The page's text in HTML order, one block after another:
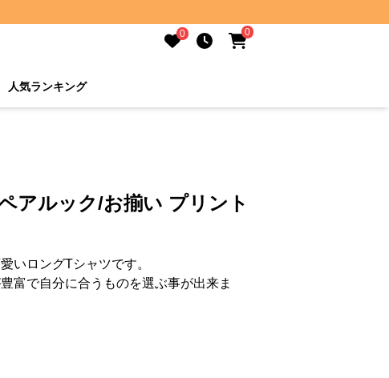
0 0
人気ランキング
アルック/お揃い プリント
いロングTシャツです。
富で自分に合うものを選ぶ事が出来ま